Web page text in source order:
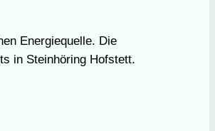
Energiequelle. Die
in Steinhöring Hofstett.